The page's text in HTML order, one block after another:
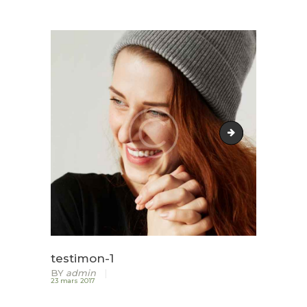
ACCUEIL
LURZAINDIA
NOUS SOUTENIR!
ACTU / BLOG
CONTACT
testimon-2
testimon-1
BY admin
23 mars 2017